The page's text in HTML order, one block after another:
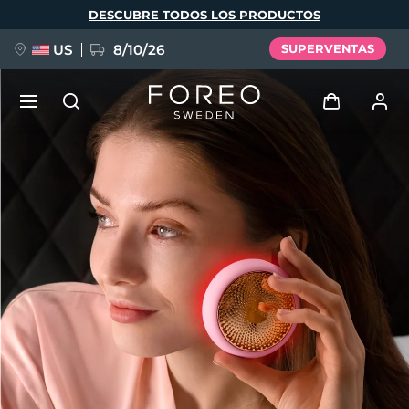
DESCUBRE TODOS LOS PRODUCTOS
US 8/10/26 SUPERVENTAS
Iniciar sesión
Perfil de usuario
Mis dispositivos
Mis pedidos
Mis direcciones
Mis suscripciones
FAQ™ Pure Beauty-Tech Elixir
BREAKING NEWS
issa™ Teeth Whitening Set
Idioma
Deutsch
Español
Français
Italiano
Português
Polski
Svenska
Русский
Türkçe
简体中文 繁體中文